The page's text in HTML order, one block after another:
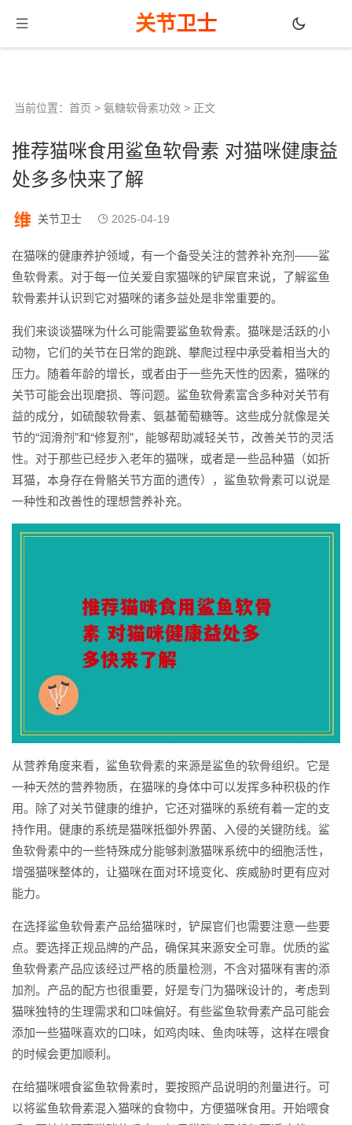
关节卫士
当前位置： 首页 > 氨糖软骨素功效 > 正文
推荐猫咪食用鲨鱼软骨素 对猫咪健康益
处多多快来了解
关节卫士 2025-04-19
在猫咪的健康养护领域，有一个备受关注的营养补充剂——鲨
鱼软骨素。对于每一位关爱自家猫咪的铲屎官来说，了解鲨鱼
软骨素并认识到它对猫咪的诸多益处是非常重要的。
我们来谈谈猫咪为什么可能需要鲨鱼软骨素。猫咪是活跃的小
动物，它们的关节在日常的跑跳、攀爬过程中承受着相当大的
压力。随着年龄的增长，或者由于一些先天性的因素，猫咪的
关节可能会出现磨损、等问题。鲨鱼软骨素富含多种对关节有
益的成分，如硫酸软骨素、氨基葡萄糖等。这些成分就像是关
节的“润滑剂”和“修复剂”，能够帮助减轻关节，改善关节的灵活
性。对于那些已经步入老年的猫咪，或者是一些品种猫（如折
耳猫，本身存在骨骼关节方面的遗传），鲨鱼软骨素可以说是
一种性和改善性的理想营养补充。
从营养角度来看，鲨鱼软骨素的来源是鲨鱼的软骨组织。它是
一种天然的营养物质，在猫咪的身体中可以发挥多种积极的作
用。除了对关节健康的维护，它还对猫咪的系统有着一定的支
持作用。健康的系统是猫咪抵御外界菌、入侵的关键防线。鲨
鱼软骨素中的一些特殊成分能够刺激猫咪系统中的细胞活性，
增强猫咪整体的，让猫咪在面对环境变化、疾威胁时更有应对
能力。
在选择鲨鱼软骨素产品给猫咪时，铲屎官们也需要注意一些要
点。要选择正规品牌的产品，确保其来源安全可靠。优质的鲨
鱼软骨素产品应该经过严格的质量检测，不含对猫咪有害的添
加剂。产品的配方也很重要，好是专门为猫咪设计的，考虑到
猫咪独特的生理需求和口味偏好。有些鲨鱼软骨素产品可能会
添加一些猫咪喜欢的口味，如鸡肉味、鱼肉味等，这样在喂食
的时候会更加顺利。
在给猫咪喂食鲨鱼软骨素时，要按照产品说明的剂量进行。可
以将鲨鱼软骨素混入猫咪的食物中，方便猫咪食用。开始喂食